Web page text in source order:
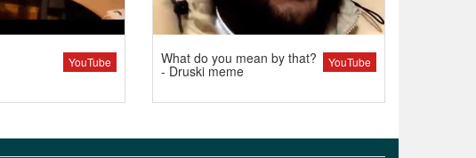
YouTube YouTube
What do you mean by that?
- Druski meme